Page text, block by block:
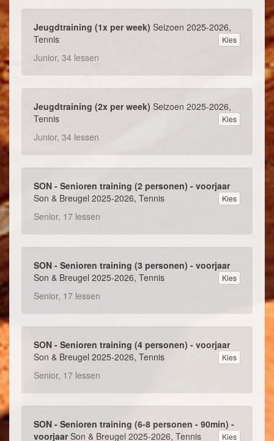
Jeugdtraining (1x per week) Seizoen 2025-2026,
Tennis
Kies
Junior, 34 lessen
Jeugdtraining (2x per week) Seizoen 2025-2026,
Tennis
Kies
Junior, 34 lessen
SON - Senioren training (2 personen) - voorjaar
Son & Breugel 2025-2026, Tennis
Kies
Senior, 17 lessen
SON - Senioren training (3 personen) - voorjaar
Son & Breugel 2025-2026, Tennis
Kies
Senior, 17 lessen
SON - Senioren training (4 personen) - voorjaar
Son & Breugel 2025-2026, Tennis
Kies
Senior, 17 lessen
SON - Senioren training (6-8 personen - 90min) -
voorjaarSon & Breugel 2025-2026, Tennis Kies